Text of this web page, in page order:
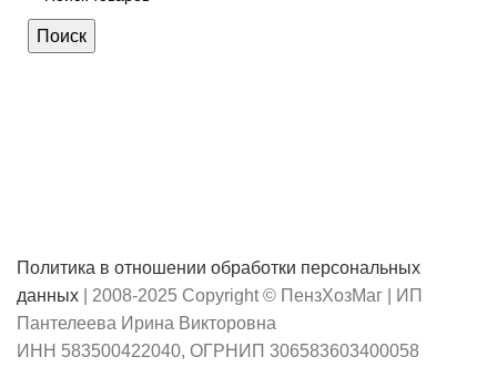
Поиск
Политика в отношении обработки персональных
данных | 2008-2025 Copyright © ПензХозМаг | ИП
Пантелеева Ирина Викторовна
ИНН 583500422040, ОГРНИП 306583603400058